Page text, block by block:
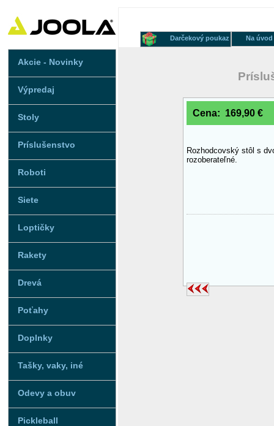
Akcie - Novinky
Výpredaj
Stoly
Príslušenstvo
Roboti
Siete
Loptičky
Rakety
Drevá
Poťahy
Doplnky
Tašky, vaky, iné
Odevy a obuv
Pickleball
Na úvod
Darčekový poukaz
Cena: 169,90 €
Rozhodcovský stôl s
rozoberateľné.